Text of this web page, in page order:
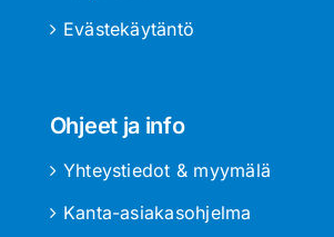
Evästekäytäntö
Ohjeet ja info
Yhteystiedot & myymälä
Kanta-asiakasohjelma